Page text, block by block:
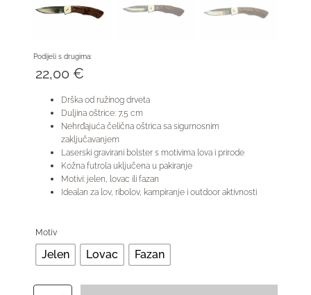
Podijeli s drugima:
22,00 €
Drška od ružinog drveta
Duljina oštrice: 7,5 cm
Nehrđajuća čelična oštrica sa sigurnosnim
zaključavanjem
Laserski gravirani bolster s motivima lova i prirode
Kožna futrola uključena u pakiranje
Motivi: jelen, lovac ili fazan
Idealan za lov, ribolov, kampiranje i outdoor aktivnosti
Motiv
Jelen Lovac Fazan